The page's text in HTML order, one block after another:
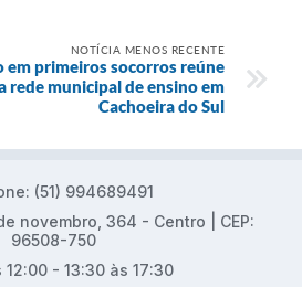
NOTÍCIA MENOS RECENTE
em primeiros socorros reúne
rede municipal de ensino em
Cachoeira do Sul
(51) 994689491
novembro, 364 - Centro | CEP:
96508-750
12:00 - 13:30 às 17:30